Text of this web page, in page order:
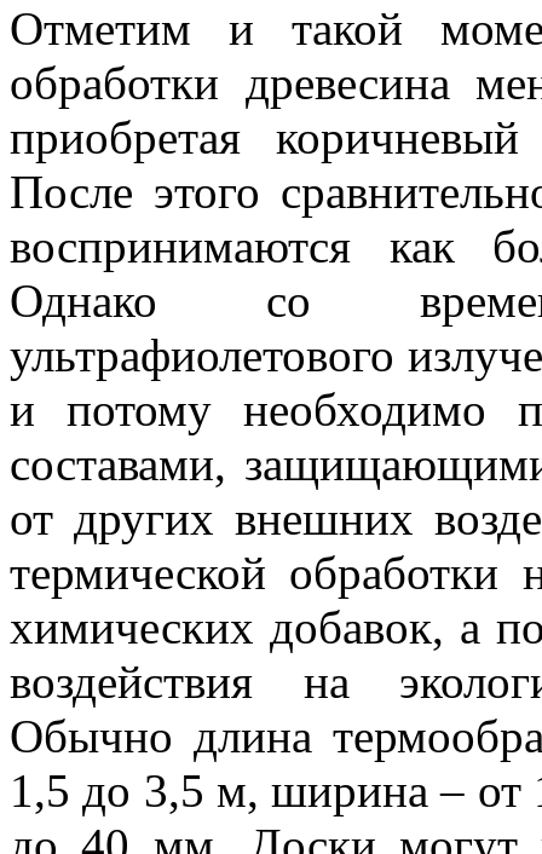
Отметим и такой
обработки древесина
приобретая
После этого
воспринимаются как
Однако со
ультрафиолетового
и потому необходимо
составами,
от других внешних
термической обработки
химических добавок, а
воздействия на
Обычно длина
1,5 до 3,5 м, ширина –